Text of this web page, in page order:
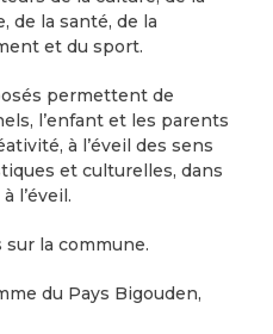
de la santé, de la
et du sport.
permettent de
l’enfant et les parents
à l’éveil des sens
et culturelles, dans
l’éveil.
la commune.
du Pays Bigouden,